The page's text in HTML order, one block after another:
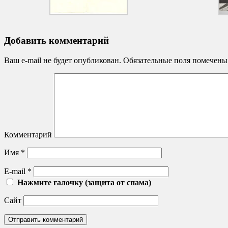
Добавить комментарий
Ваш e-mail не будет опубликован. Обязательные поля
Комментарий
Имя *
E-mail *
Нажмите галочку (защита от спама)
Сайт